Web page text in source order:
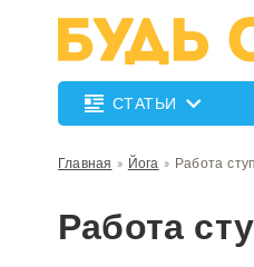
СТАТЬИ
Главная » Йога » Работа
Работа